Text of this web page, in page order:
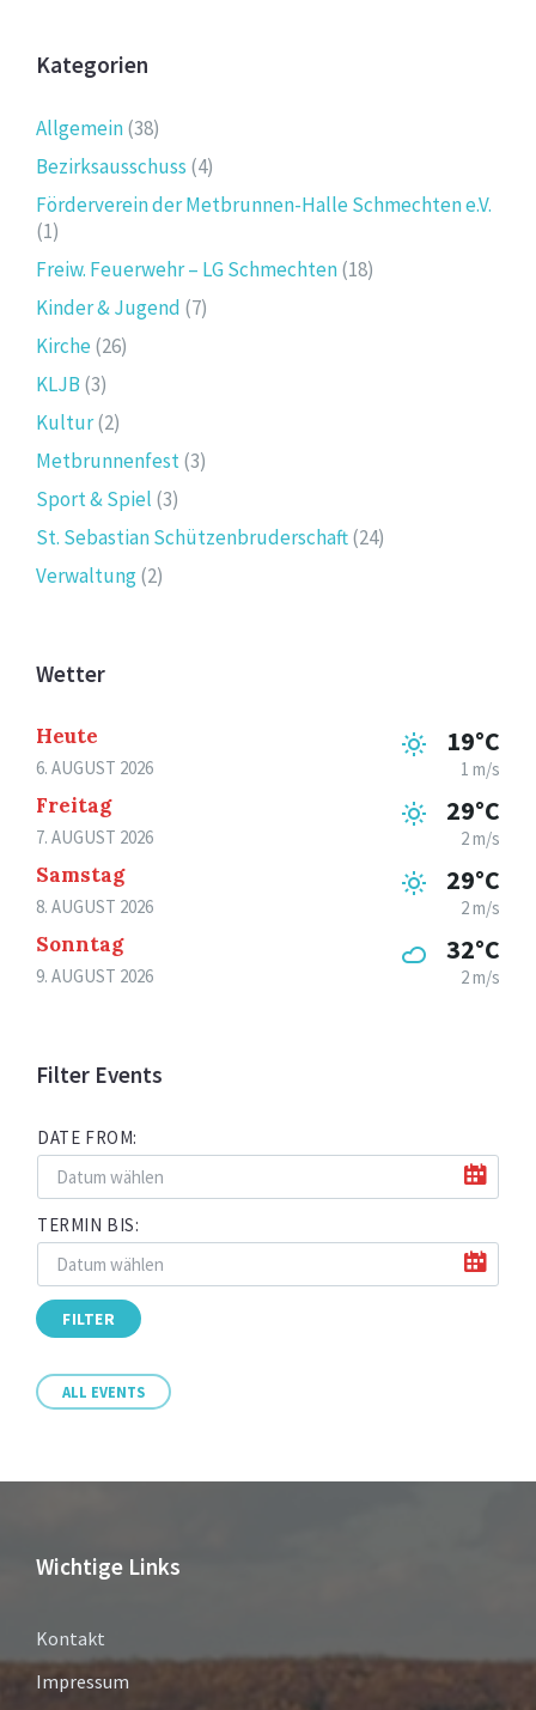
Kategorien
Allgemein(38)
Bezirksausschuss (4)
Förderverein der Metbrunnen-Halle Schmechten e.V.
(1)
Freiw. Feuerwehr – LG Schmechten(18)
Kinder & Jugend (7)
Kirche(26)
KLJB (3)
Kultur(2)
Metbrunnenfest(3)
Sport & Spiel (3)
St. Sebastian Schützenbruderschaft(24)
Verwaltung(2)
Wetter
Heute
6. AUGUST 2026
19°C
1 m/s
Freitag
7. AUGUST 2026
29°C
2 m/s
Samstag
8. AUGUST 2026
29°C
2 m/s
Sonntag
9. AUGUST 2026
32°C
2 m/s
Filter Events
DATE FROM:
TERMIN BIS:
FILTER
ALL EVENTS
Wichtige Links
Kontakt
Impressum